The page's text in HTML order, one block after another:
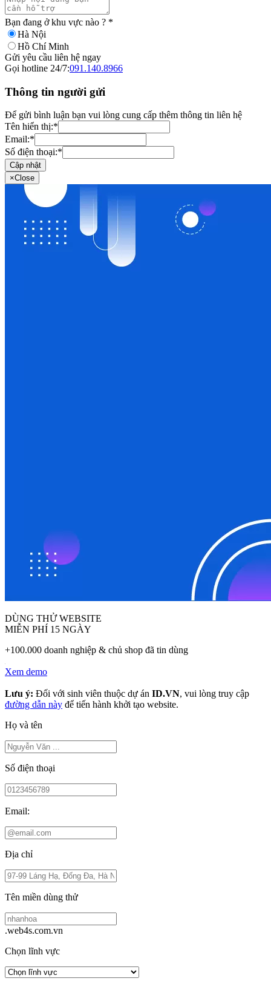
Bạn đang ở khu vực nào ? *
Hà Nội
Hồ Chí Minh
Gửi yêu cầu liên hệ ngay
Gọi hotline 24/7:091.140.8966
Thông tin người gửi
Để gửi bình luận bạn vui lòng cung cấp thêm thông tin liên hệ
Tên hiển thị:*
Email:*
Số điện thoại:*
Cập nhật
×Close
DÙNG THỬ WEBSITE
MIỄN PHÍ 15 NGÀY
+100.000 doanh nghiệp & chủ shop đã tin dùng
Xem demo
Lưu ý: Đối với sinh viên thuộc dự án ID.VN, vui lòng truy cập
đường dẫn này để tiến hành khởi tạo website.
Họ và tên
Số điện thoại
Email:
Địa chỉ
Tên miền dùng thử
.web4s.com.vn
Chọn lĩnh vực